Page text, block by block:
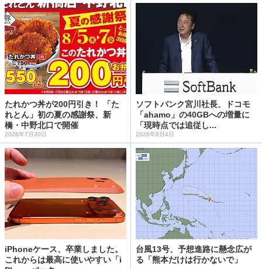
たれかつ丼が200円引き！ 「た
れとん」初の夏の感謝祭、新
橋・中野北口で開催
2026年7月30日
ソフトバンク宮川社長、ドコモ
「ahamo」の40GBへの増量に
「現時点では追従し...
2026年8月4日
iPhoneケース、卒業しました。
これからは最高に使いやすい「i
台風13号、予想進路に懸念広が
る「熊本だけは行かないで」